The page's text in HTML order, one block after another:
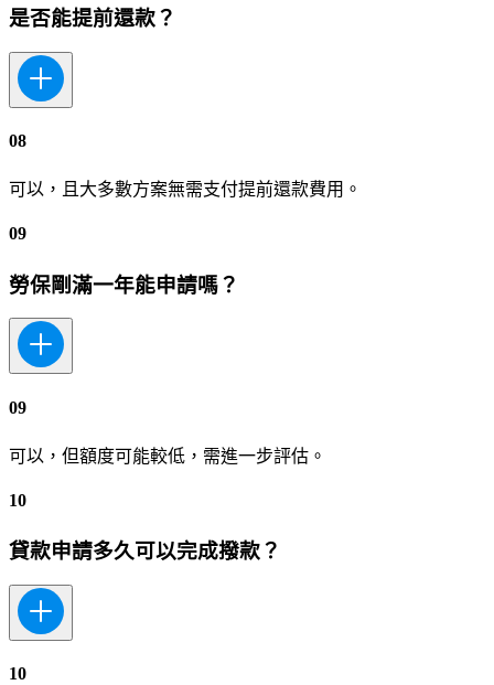
是否能提前還款？
08
可以，且大多數方案無需支付提前還款費用。
09
勞保剛滿一年能申請嗎？
09
可以，但額度可能較低，需進一步評估。
10
貸款申請多久可以完成撥款？
10